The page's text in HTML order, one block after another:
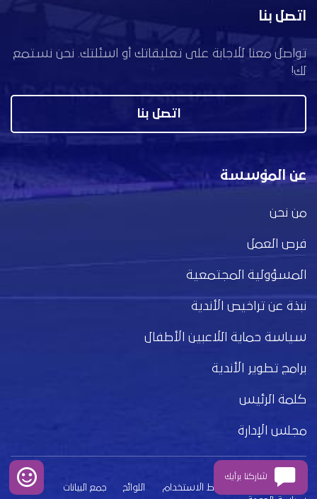
اتصل بنا
تواصل معنا للاجابة على تعليقاتك أو اسئلتك. نحن نستمع
لك!
اتصل بنا
عن المؤسسة
من نحن
فرص العمل
المسؤولية المجتمعية
نبذة عن تراخيص الأندية
سياسة حماية اللاعبين الأطفال
برامج تطوير الأندية
كلمة الرئيس
مجلس الإدارة
بيان الخصوصية شروط الاستخدام اللوائح
جمع البيانات
شاركنا برأيك